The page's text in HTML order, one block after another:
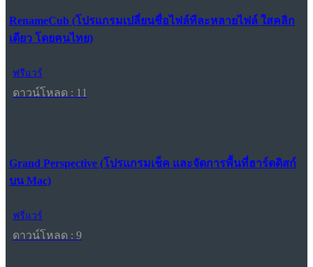
RenameCub (โปรแกรมเปลี่ยนชื่อไฟล์ทีละหลายไฟล์ ใสคลิก
เดียว โดยคนไทย)
ฟรีแวร์
ดาวน์โหลด : 11
Grand Perspective (โปรแกรมเช็ค และจัดการพื้นที่ฮาร์ดดิสก์
บน Mac)
ฟรีแวร์
ดาวน์โหลด : 9